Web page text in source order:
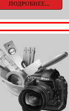
ПОДРОБНЕЕ...